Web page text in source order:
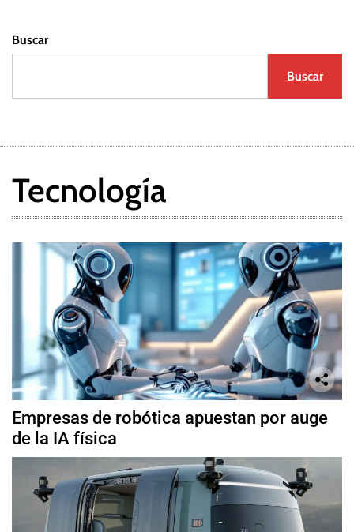
Buscar
Buscar
Tecnología
Empresas de robótica apuestan por auge
de la IA física